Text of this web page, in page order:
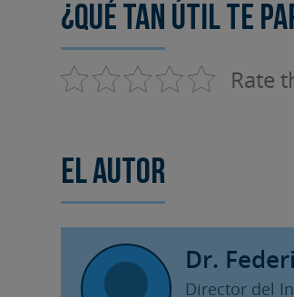
¿Qué tan útil te
Rate
El autor
Dr.
Director del